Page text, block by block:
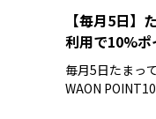
【毎月5日】
利用で10%ポ
毎月5日たまっ
WAON